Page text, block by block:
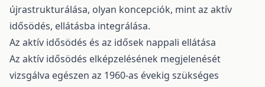
újrastrukturálása, olyan koncepciók, mint az aktív
idősödés, ellátásba integrálása.
Az aktív idősödés és az idősek nappali ellátása
Az aktív idősödés elképzelésének megjelenését
vizsgálva egészen az 1960-as évekig szükséges